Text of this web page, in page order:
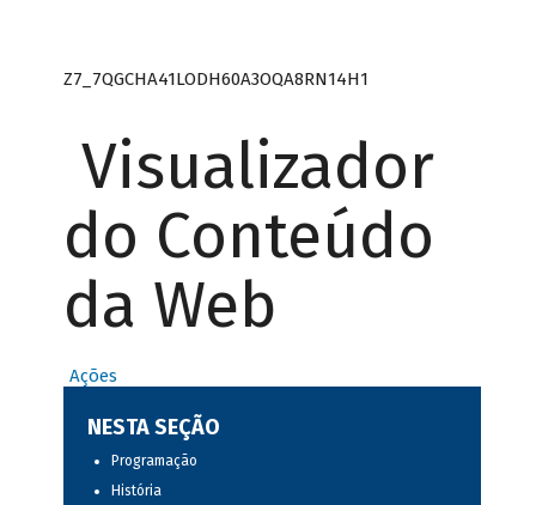
Z7_7QGCHA41LODH60A3OQA8RN14H1
Visualizador
do Conteúdo
da Web
Ações
NESTA SEÇÃO
Programação
História